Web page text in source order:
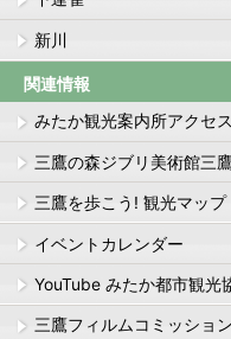
新川
関連情報
みたか観光案内所アクセス
三鷹の森ジブリ美術館三
三鷹を歩こう! 観光マップ
イベントカレンダー
YouTube みたか都市観光
三鷹フィルムコミッション